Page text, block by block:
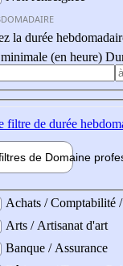
la durée
(en heure)
filtre de durée
de Domaine pro
professionel
Achats / Comptabilité
Arts / Artisanat d'art
Banque / Assurance